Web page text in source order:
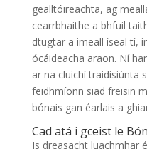
gealltóireachta, ag
cearrbhaithe a bhfuil
dtugtar a imeall íseal tí,
ócáideacha araon. Ní
ar na cluichí traidisiúnta
feidhmíonn siad freisin
bónais gan éarlais a
Cad atá i gceist le
Is dreasacht luachmhar